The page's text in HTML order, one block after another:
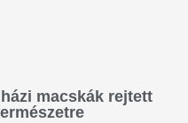
macskák rejtett